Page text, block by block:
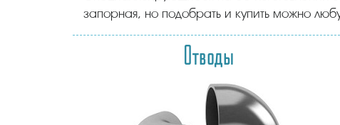
запорная, но подобрать и купить можно
Отводы